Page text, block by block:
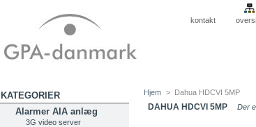
kontakt
KATEGORIER
Alarmer AIA anlæg
3G video server
Hjem > Dahua HDCVI 5MP
DAHUA HDCVI 5MP Der